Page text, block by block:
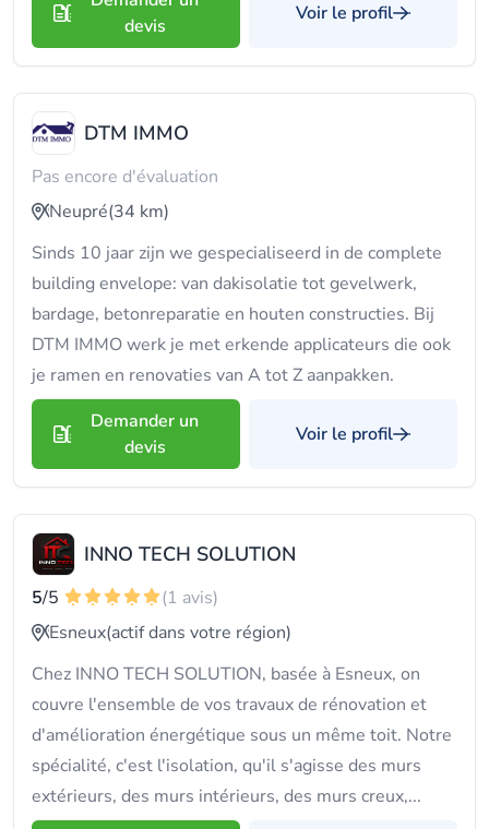
devis
Voir le profil
DTM IMMO
Pas encore d'évaluation
Neupré(34 km)
Sinds 10 jaar zijn we gespecialiseerd in de complete
building envelope: van dakisolatie tot gevelwerk,
bardage, betonreparatie en houten constructies. Bij
DTM IMMO werk je met erkende applicateurs die ook
je ramen en renovaties van A tot Z aanpakken.
Demander un
devis
Voir le profil
INNO TECH SOLUTION
5/5
(1 avis)
Esneux(actif dans votre région)
Chez INNO TECH SOLUTION, basée à Esneux, on
couvre l'ensemble de vos travaux de rénovation et
d'amélioration énergétique sous un même toit. Notre
spécialité, c'est l'isolation, qu'il s'agisse des murs
extérieurs, des murs intérieurs, des murs creux,...